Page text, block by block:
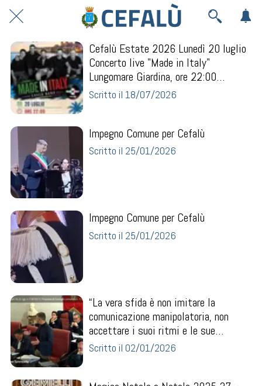
Cefalù Estate 2026 Lunedì 20 luglio
Concerto live "Made in Italy"
Lungomare Giardina, ore 22:00
Ingresso libero
Scritto il 18/07/2026
Impegno Comune per Cefalù
Scritto il 25/01/2026
Impegno Comune per Cefalù
Scritto il 25/01/2026
“La vera sfida è non imitare la
comunicazione manipolatoria, non
accettare i suoi ritmi e le sue
movenze, non inseguire....
Scritto il 02/01/2026